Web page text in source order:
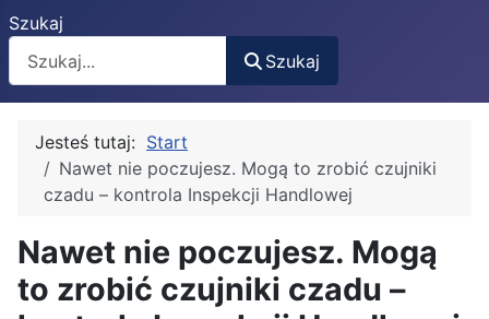
Szukaj
Szukaj
Jesteś tutaj: Start
Nawet nie poczujesz. Mogą to zrobić czujniki
czadu – kontrola Inspekcji Handlowej
Nawet nie poczujesz. Mogą
to zrobić czujniki czadu –